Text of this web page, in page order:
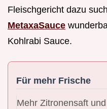
Fleischgericht dazu
MetaxaSauce
Kohlrabi Sauce.
Für mehr Frische
Mehr Zitronensaft